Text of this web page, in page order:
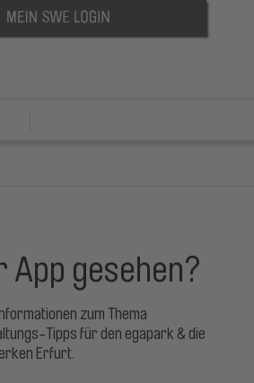
App gesehen?
zum Thema
Tipps für den egapark & die
Erfurt.